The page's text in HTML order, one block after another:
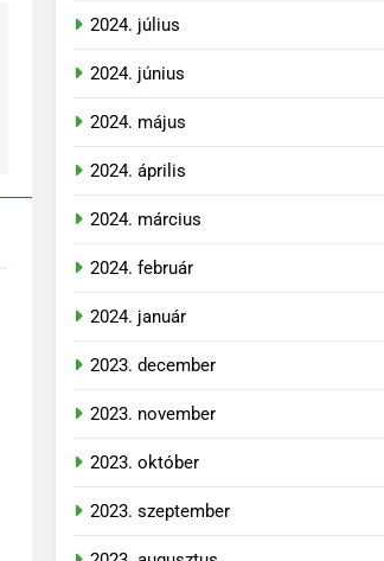
2024. július
2024. június
2024. május
2024. április
2024. március
2024. február
2024. január
2023. december
2023. november
2023. október
2023. szeptember